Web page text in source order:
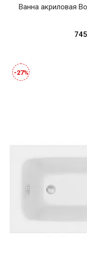
Ванна акриловая
-27%